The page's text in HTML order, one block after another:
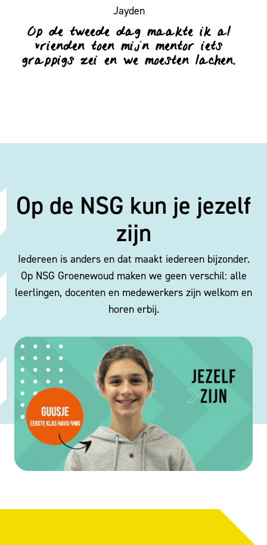
Jayden
Op de tweede dag maakte ik al
vrienden toen mijn mentor iets
grappigs zei en we moesten lachen.
Op de NSG kun je jezelf
zijn
Iedereen is anders en dat maakt iedereen bijzonder.
Op NSG Groenewoud maken we geen verschil: alle
leerlingen, docenten en medewerkers zijn welkom en
horen erbij.
Bekijk video